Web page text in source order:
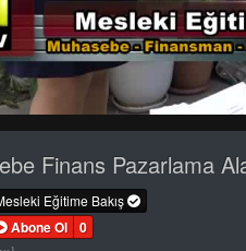
Finans Pazarlama
Eğitime Bakış
Abone Ol 0